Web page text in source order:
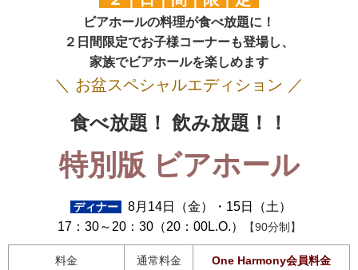
ビアホールの料理が食べ放題に！
２日間限定でお子様コーナーも登場し、
家族でビアホールを楽しめます
＼ お盆スペシャルエディション ／
食べ放題！ 飲み放題！！
特別版 ビアホール
ディナー
8月14日（金）・15日（土）
17：30～20：30（20：00L.O.）
【90分制】
料金 通常料金 One Harmony会員料金